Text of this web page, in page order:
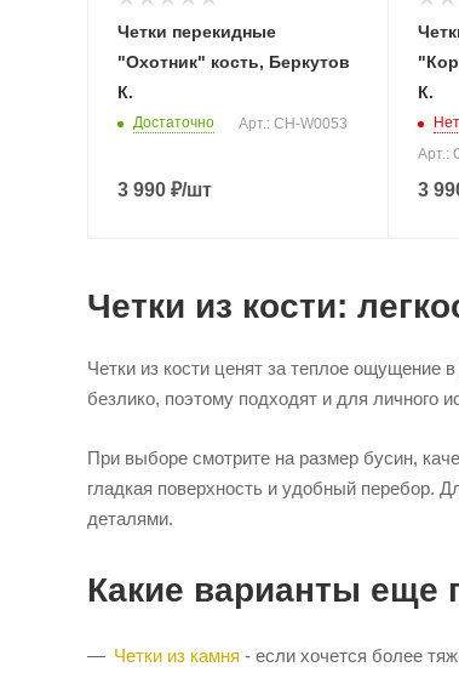
Четки перекидные
"Охотник" кость, Беркутов
К.
Достаточно Арт.: CH-W0053
3 990 ₽/шт
К.
Арт.:
3
Четки из кости:
Четки из кости ценят за теплое ощущение
безлико, поэтому подходят и для личного
При выборе смотрите на размер бусин,
гладкая поверхность и удобный перебор.
деталями.
Какие варианты еще
Четки из камня - если хочется более